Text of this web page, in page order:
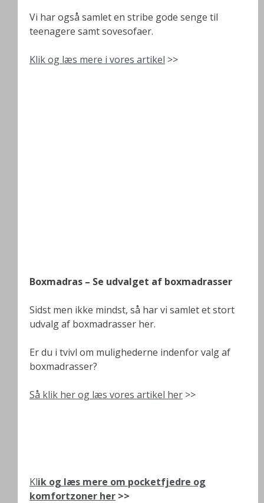
Vi har også samlet en stribe gode senge til
teenagere samt sovesofaer.
Klik og læs mere i vores artikel >>
Boxmadras – Se udvalget af boxmadrasser
Sidst men ikke mindst, så har vi samlet et stort
udvalg af boxmadrasser her.
Er du i tvivl om mulighederne indenfor valg af
boxmadrasser?
Så klik her og læs vores artikel her >>
Klik og læs mere om pocketfjedre og
komfortzoner her >>